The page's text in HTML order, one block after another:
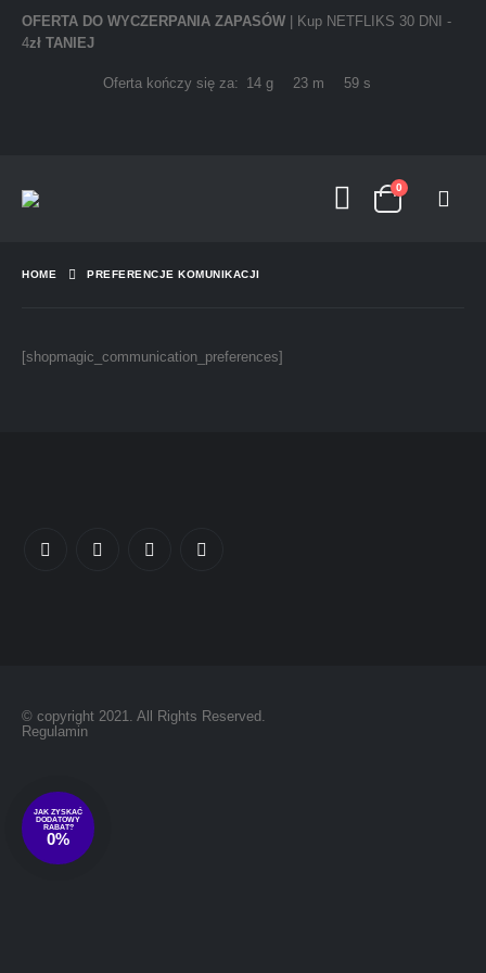
OFERTA DO WYCZERPANIA ZAPASÓW | Kup NETFLIKS 30 DNI -
4zł TANIEJ
Oferta kończy się za: 14 g 23 m 59 s
0
HOME PREFERENCJE KOMUNIKACJI
[shopmagic_communication_preferences]
© copyright 2021. All Rights Reserved.
Regulamin
JAK ZYSKAĆ
DODATOWY
RABAT?
0%